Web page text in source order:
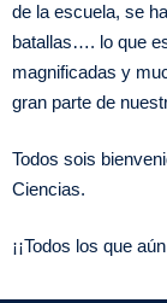
de la escuela, se
batallas…. lo que
magnificadas y
gran parte de
Todos sois
Ciencias.
¡¡Todos los que